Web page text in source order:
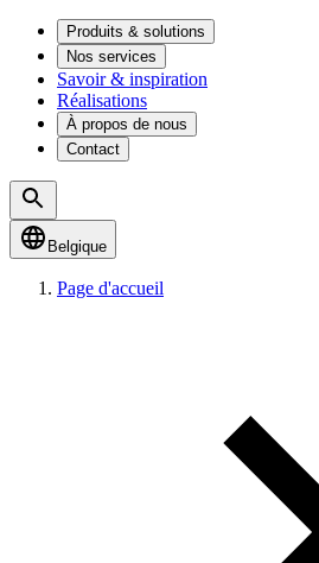
Produits & solutions
Nos services
Savoir & inspiration
Réalisations
À propos de nous
Contact
Belgique
Page d'accueil